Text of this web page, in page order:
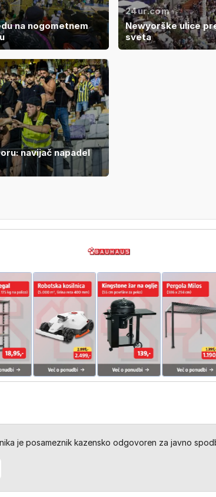
na nogometnem
24ur.com
Newyorške ulice
sveta
navijač napadel
je posameznik kazensko odgovoren za javno